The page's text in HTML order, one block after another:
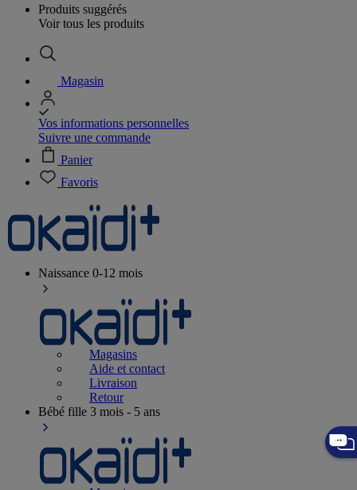
Produits suggérés
Voir tous les produits
Magasin
Vos informations personnelles
Suivre une commande
Panier
Favoris
Naissance 0-12 mois
Magasins
Aide et contact
Livraison
Retour
Bébé fille 3 mois - 5 ans